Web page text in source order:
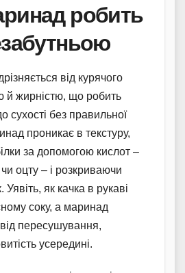
робить
від курячого
й жирністю, що робить
сухості без правильної
проникає в текстуру,
за допомогою кислот –
оцту – і розкриваючи
як качка в рукаві
соку, а маринад
пересушування,
усередині.